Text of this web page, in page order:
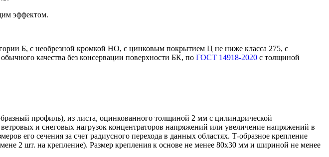
эффектом.
Б, с необрезной кромкой НО, с цинковым покрытием Ц не ниже класса 275, с
качества без консервации поверхности БК, по ГОСТ 14918-2020 с толщиной
профиль), из листа, оцинкованного толщиной 2 мм с цилиндрической
и снеговых нагрузок концентраторов напряжений или увеличение напряжений в
его сечения за счет радиусного перехода в данных областях. Т-образное крепление
2 шт. на крепление). Размер крепления к основе не менее 80х30 мм и шириной не менее